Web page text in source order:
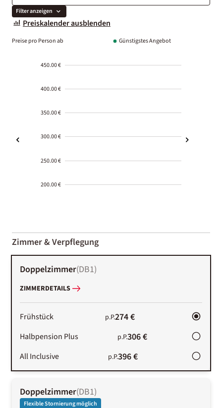
Filter anzeigen
Preiskalender ausblenden
Preise pro Person ab Günstigstes Angebot
450.00 €
400.00 €
350.00 €
300.00 €
250.00 €
200.00 €
01-02
Zimmer & Verpflegung
Doppelzimmer(DB1)
ZIMMERDETAILS
Frühstück p.P.274 €
Halbpension Plus p.P.306 €
All Inclusive p.P.396 €
Doppelzimmer(DB1)
Flexible Stornierung möglich